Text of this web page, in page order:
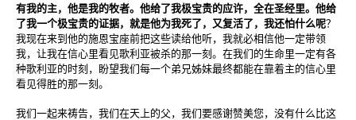
有我的主，他是我的牧者。他给了我极宝贵的应许，全在圣经里。他给
了我一个极宝贵的证据，就是他为我死了，又复活了，我还怕什么呢？
我现在来到他的施恩宝座前把这些读给他听，我就必相信他一定带领
我，让我在信心里看见歌利亚被杀的那一刻。在我们的生命里一定有各
种歌利亚的时刻，盼望我们每一个弟兄姊妹最终都能在靠着主的信心里
看见得胜的那一刻。
我们一起来祷告，我们在天上的父，我们要感谢赞美您，没有什么比这